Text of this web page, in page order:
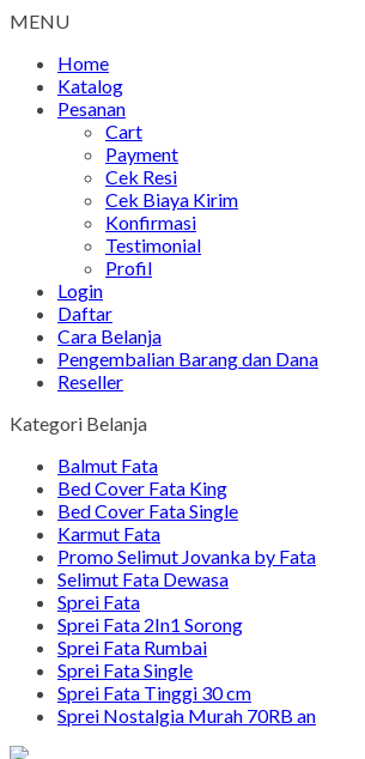
MENU
Home
Katalog
Pesanan
Cart
Payment
Cek Resi
Cek Biaya Kirim
Konfirmasi
Testimonial
Profil
Login
Daftar
Cara Belanja
Pengembalian Barang dan Dana
Reseller
Kategori Belanja
Balmut Fata
Bed Cover Fata King
Bed Cover Fata Single
Karmut Fata
Promo Selimut Jovanka by Fata
Selimut Fata Dewasa
Sprei Fata
Sprei Fata 2In1 Sorong
Sprei Fata Rumbai
Sprei Fata Single
Sprei Fata Tinggi 30 cm
Sprei Nostalgia Murah 70RB an